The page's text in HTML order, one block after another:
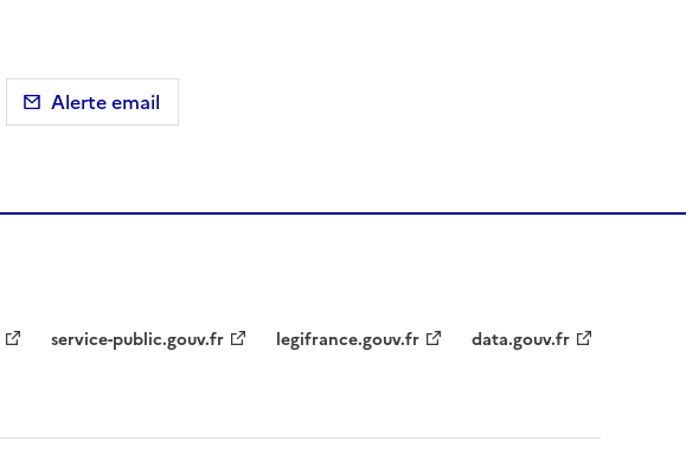
Alerte email
service-public.gouv.fr legifrance.gouv.fr data.gouv.fr